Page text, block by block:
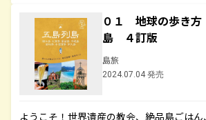
０１ 地球の歩き
島 ４訂版
島旅
2024.07.04 発売
ようこそ！世界遺産の教会、絶品島ごは